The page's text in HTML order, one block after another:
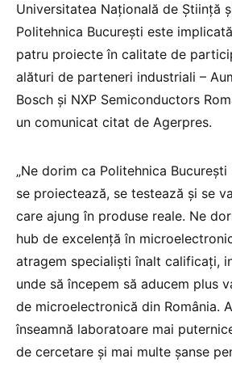
Universitatea Naţională de Ştiinţă
Politehnica Bucureşti este
patru proiecte în calitate de
alături de parteneri industriali –
Bosch şi NXP Semiconductors
un comunicat citat de Agerpres.
„Ne dorim ca Politehnica
se proiectează, se testează şi se
care ajung în produse reale. Ne
hub de excelenţă în
atragem specialişti înalt calificaţi,
unde să începem să aducem plus
de microelectronică din România.
înseamnă laboratoare mai
de cercetare şi mai multe şanse